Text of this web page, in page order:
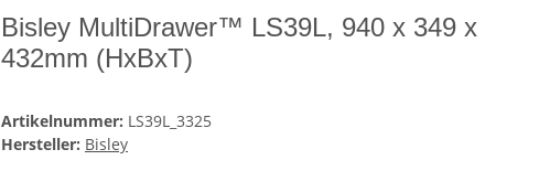
Bisley MultiDrawer™ LS39L, 940 x 349 x
432mm (HxBxT)
Artikelnummer: LS39L_3325
Hersteller: Bisley